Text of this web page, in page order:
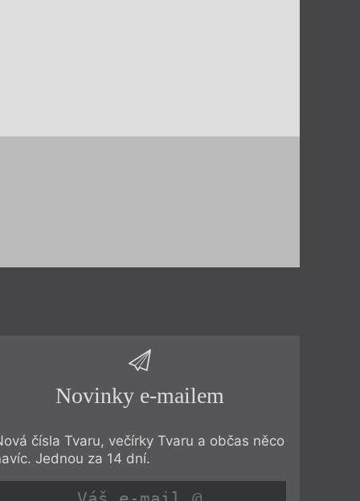
Novinky e-mailem
čísla Tvaru, večírky Tvaru a občas něco
Jednou za 14 dní.